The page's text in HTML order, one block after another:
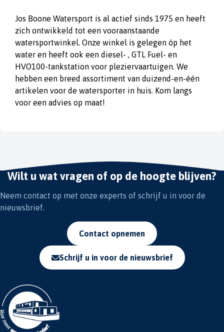
Jos Boone Watersport is al actief sinds 1975 en heeft
zich ontwikkeld tot een vooraanstaande
watersportwinkel. Onze winkel is gelegen óp het
water en heeft ook een diesel- , GTL Fuel- en
HVO100-tankstation voor pleziervaartuigen. We
hebben een breed assortiment van duizend-en-één
artikelen voor de watersporter in huis. Kom langs
voor een advies op maat!
Wilt u wat vragen of op de hoogte blijven?
Neem contact op met onze experts of schrijf u in voor de
nieuwsbrief.
Contact opnemen
Schrijf u in voor de nieuwsbrief